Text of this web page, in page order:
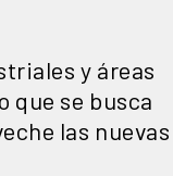
y áreas
que se busca
las nuevas